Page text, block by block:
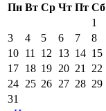
Пн Вт Ср Чт Пт Сб
1
3
4 5 6 7 8
10 11 12 13 14 15
17 18 19 20 21 22
24 25 26 27 28 29
31